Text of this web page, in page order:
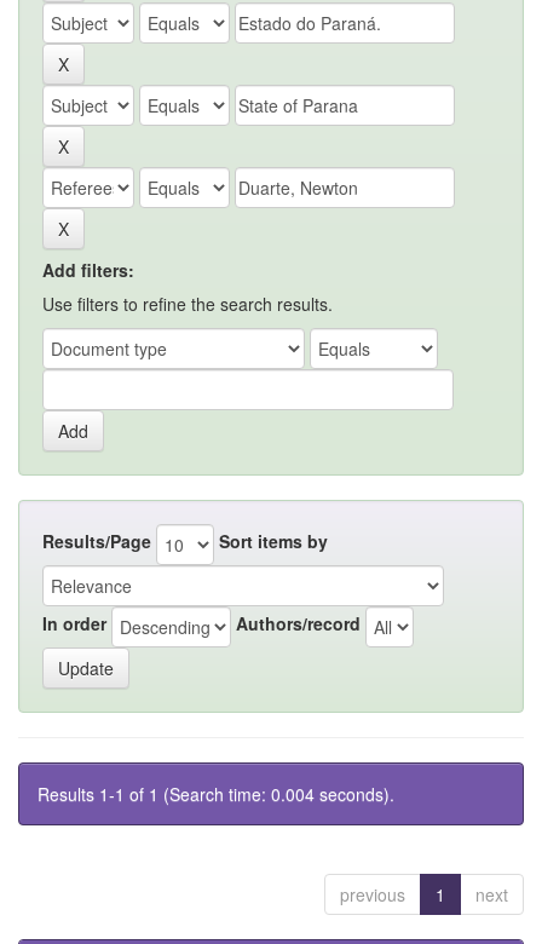
Add filters:
Use filters to refine the search results.
Results/Page Sort items by
In order Authors/record
Results 1-1 of 1 (Search time: 0.004 seconds).
previous 1 next